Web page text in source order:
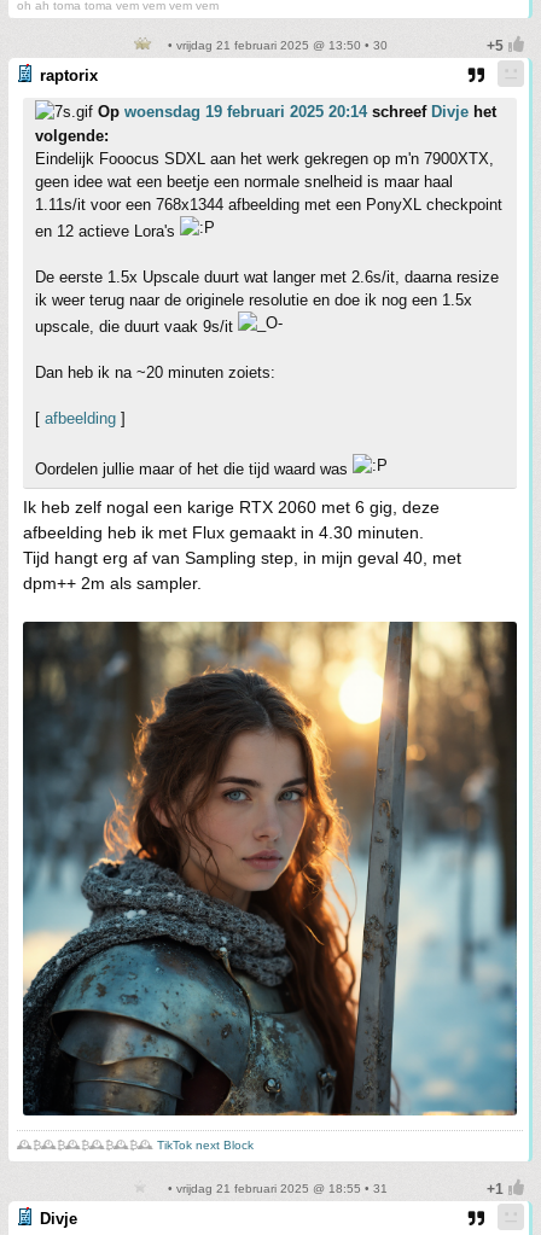
oh ah toma toma vem vem vem vem
• vrijdag 21 februari 2025 @ 13:50 • 30
raptorix
Op woensdag 19 februari 2025 20:14schreef Divje het
volgende:
Eindelijk Fooocus SDXL aan het werk gekregen op m'n 7900XTX,
geen idee wat een beetje een normale snelheid is maar haal
1.11s/it voor een 768x1344 afbeelding met een PonyXL checkpoint
en 12 actieve Lora's
De eerste 1.5x Upscale duurt wat langer met 2.6s/it, daarna resize
ik weer terug naar de originele resolutie en doe ik nog een 1.5x
upscale, die duurt vaak 9s/it
Dan heb ik na ~20 minuten zoiets:
[ afbeelding ]
Oordelen jullie maar of het die tijd waard was
Ik heb zelf nogal een karige RTX 2060 met 6 gig, deze
afbeelding heb ik met Flux gemaakt in 4.30 minuten.
Tijd hangt erg af van Sampling step, in mijn geval 40, met
dpm++ 2m als sampler.
🕰️₿🕰️₿🕰️₿🕰️₿🕰️₿🕰️ TikTok next Block
• vrijdag 21 februari 2025 @ 18:55 • 31
Divje